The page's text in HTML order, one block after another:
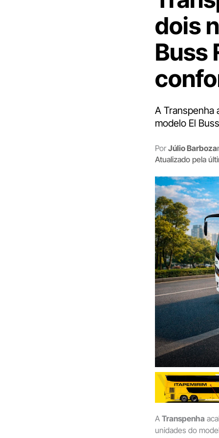
dois
Buss
A Transpenha
modelo El
Por Júlio Barboza
Atualizado pela
A Transpenha
unidades do